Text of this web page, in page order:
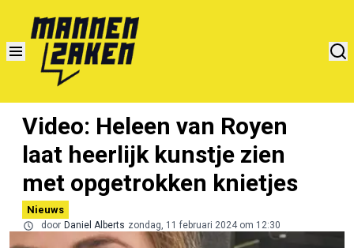
Video: Heleen van Royen
laat heerlijk kunstje zien
met opgetrokken knietjes
Nieuws
door Daniel Alberts zondag, 11 februari 2024 om 12:30